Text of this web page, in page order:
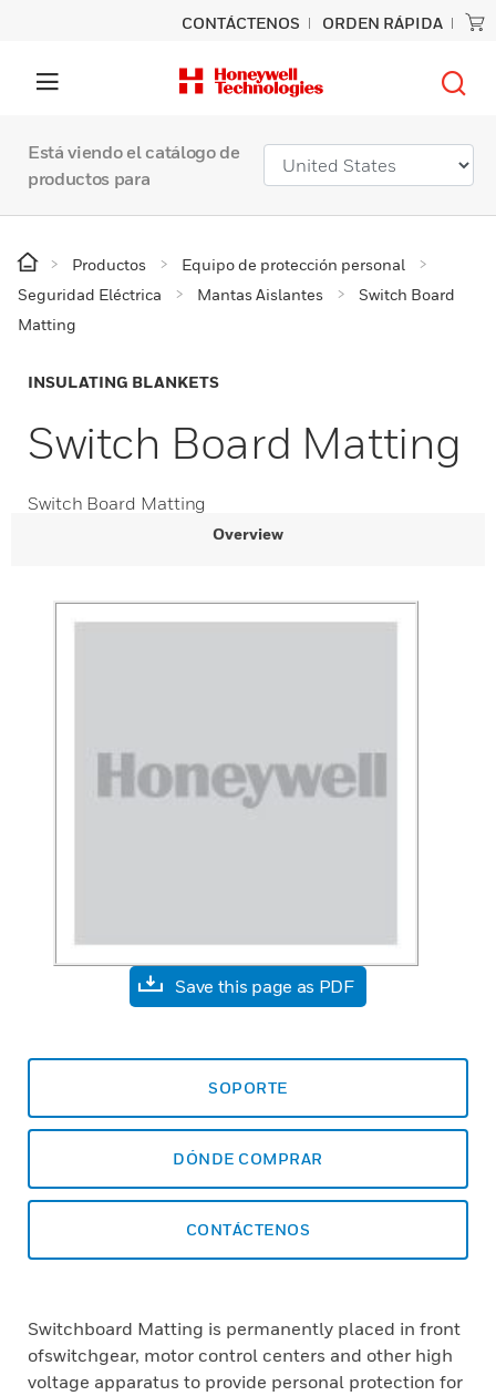
CONTÁCTENOS ORDEN RÁPIDA
Está viendo el catálogo de
productos para
Productos
Equipo de protección personal
Seguridad Eléctrica
Mantas Aislantes
Switch Board
Matting
INSULATING BLANKETS
Switch Board Matting
Switch Board Matting
Overview
Save this page as PDF
SOPORTE
DÓNDE COMPRAR
CONTÁCTENOS
Switchboard Matting is permanently placed in front
ofswitchgear, motor control centers and other high
voltage apparatus to provide personal protection for